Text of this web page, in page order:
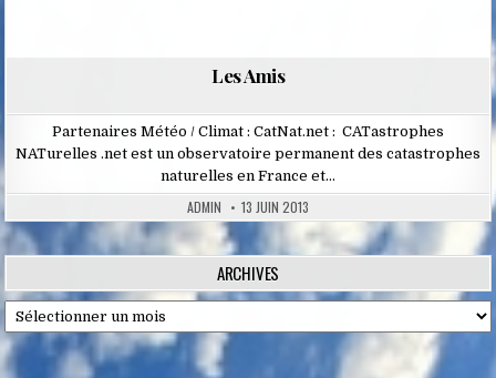
Les Amis
Partenaires Météo / Climat : CatNat.net : CATastrophes
NATurelles .net est un observatoire permanent des catastrophes
naturelles en France et…
ADMIN 13 JUIN 2013
ARCHIVES
Archives